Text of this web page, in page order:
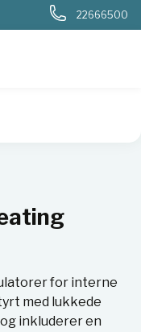
22666500
for interne
med lukkede
inkluderer en